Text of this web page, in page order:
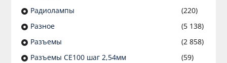
Радиолампы
(220)
Разное
(5 138)
Разъeмы
(2 858)
Разъeмы CE100 шаг 2,54мм
(59)